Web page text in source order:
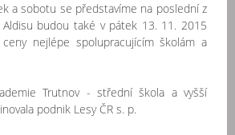
a sobotu se představíme na poslední z
budou také v pátek 13. 11. 2015
nejlépe spolupracujícím školám a
Trutnov - střední škola a vyšší
podnik Lesy ČR s. p.